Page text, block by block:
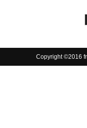
Copyright ©2016